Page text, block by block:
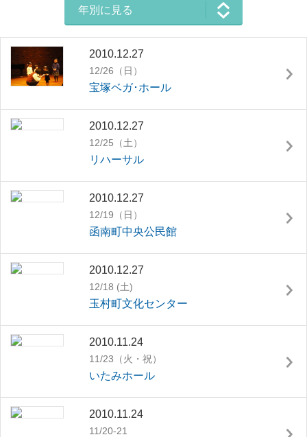
年別に見る
2010.12.27
12/26（日）
宝塚ベガ･ホール
2010.12.27
12/25（土）
リハーサル
2010.12.27
12/19（日）
函南町中央公民館
2010.12.27
12/18 (土)
玉村町文化センター
2010.11.24
11/23（火・祝）
いたみホール
2010.11.24
11/20-21